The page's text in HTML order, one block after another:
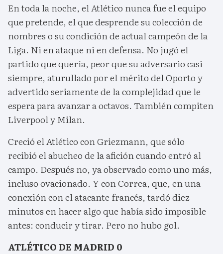
En toda la noche, el Atlético nunca fue el equipo
que pretende, el que desprende su colección de
nombres o su condición de actual campeón de la
Liga. Ni en ataque ni en defensa. No jugó el
partido que quería, peor que su adversario casi
siempre, aturullado por el mérito del Oporto y
advertido seriamente de la complejidad que le
espera para avanzar a octavos. También compiten
Liverpool y Milan.
Creció el Atlético con Griezmann, que sólo
recibió el abucheo de la afición cuando entró al
campo. Después no, ya observado como uno más,
incluso ovacionado. Y con Correa, que, en una
conexión con el atacante francés, tardó diez
minutos en hacer algo que había sido imposible
antes: conducir y tirar. Pero no hubo gol.
ATLÉTICO DE MADRID 0